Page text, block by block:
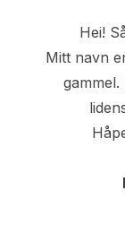
Hei!
Mitt navn
gammel.